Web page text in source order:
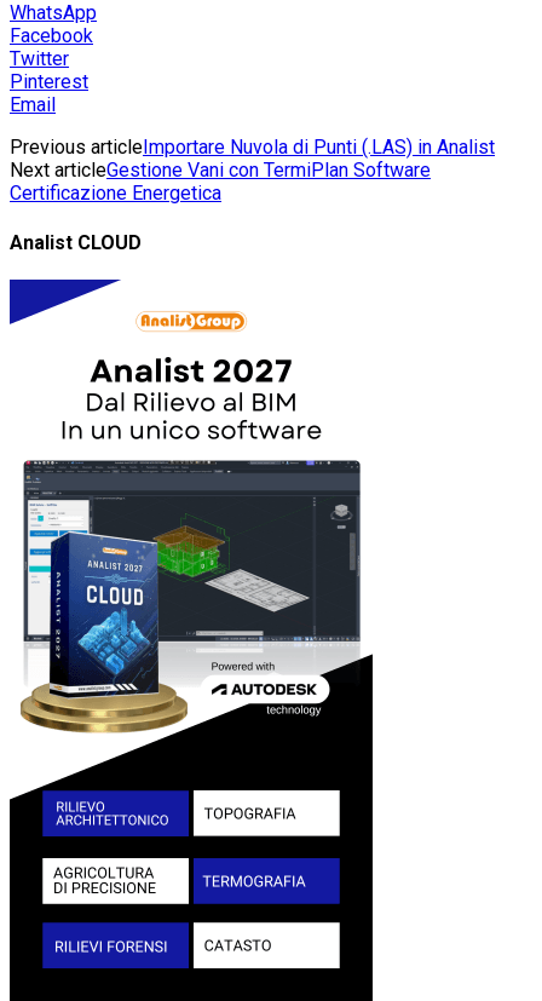
WhatsApp
Facebook
Twitter
Pinterest
Email
Previous article Importare Nuvola di Punti (.LAS) in Analist
Next articleGestione Vani con TermiPlan Software
Certificazione Energetica
Analist CLOUD